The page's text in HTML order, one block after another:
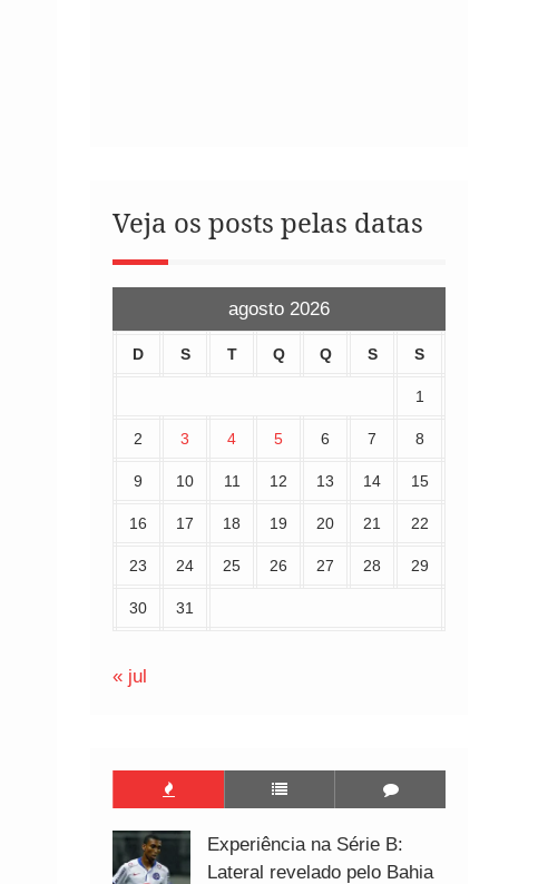
Veja os posts pelas datas
agosto 2026
D S T Q Q S S
1
2 3 4 5 6 7 8
9 10 11 12 13 14 15
16 17 18 19 20 21 22
23 24 25 26 27 28 29
30 31
« jul
Experiência na Série B:
Lateral revelado pelo Bahia